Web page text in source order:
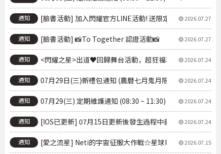
通知 [臉書活動] 加入閃耀官方LINE活動! 送限定【胖乎乎的🐇兔
2026.07.27
通知 [臉書活動] 📸To Together 認證活動📸 2026.07.27
通知 <閃耀之星>出道♥回歸舞台活動，超狂福利，現在就開領
2026.07.24
通知 07月29日(三)新禮包通知 (農曆七月鬼月限定月禮包)2026.07.24
通知 07月29(三) 定期維護通知 (08:30 ~ 11:30) 2026.07.24
通知 [IOS已更新] 07月15日更新後發生過程中畫面延遲現象修
2026.07.24
通知 [愛之流星] Neti的宇宙征服大作戰☆星球PICK UP2026.07.15